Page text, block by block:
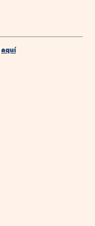
aquí